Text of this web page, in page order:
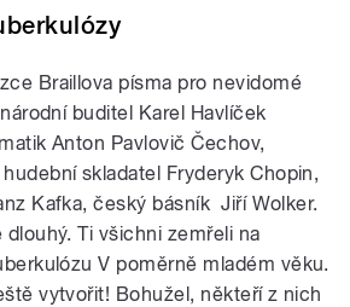
Braillova písma pro nevidomé
buditel Karel Havlíček
Anton Pavlovič Čechov,
skladatel Fryderyk Chopin,
Kafka, český básník Jiří Wolker.
Ti všichni zemřeli na
V poměrně mladém věku.
vytvořit! Bohužel, někteří z nich